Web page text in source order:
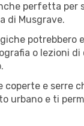
perfetta per
di Musgrave.
potrebbero
o lezioni
coperte e serre
urbano e ti